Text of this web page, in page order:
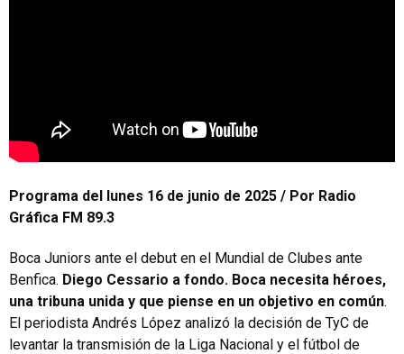
Programa del lunes 16 de junio de 2025 / Por Radio
Gráfica FM 89.3
Boca Juniors ante el debut en el Mundial de Clubes ante
Benfica. Diego Cessario a fondo. Boca necesita héroes,
una tribuna unida y que piense en un objetivo en común.
El periodista Andrés López analizó la decisión de TyC de
levantar la transmisión de la Liga Nacional y el fútbol de